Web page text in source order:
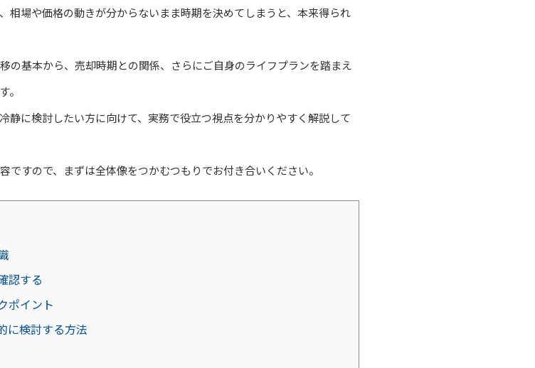
相場や価格の動きが分からないまま時期を決めてしまうと、本来得られ
の基本から、売却時期との関係、さらにご自身のライフプランを踏まえ
。
静に検討したい方に向けて、実務で役立つ視点を分かりやすく解説して
すので、まずは全体像をつかむつもりでお付き合いください。
認する
ポイント
に検討する方法